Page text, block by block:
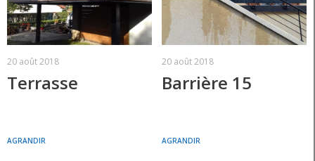
20 août 2018
Terrasse
AGRANDIR
20 août 2018
Barrière 15
AGRANDIR